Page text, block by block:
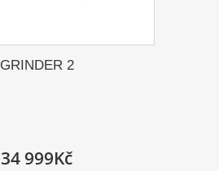
GRINDER 2
34 999Kč